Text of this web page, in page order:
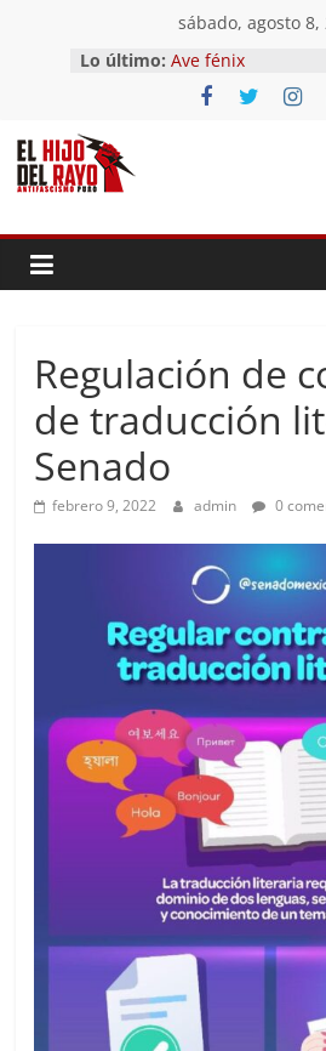
contenido
sábado, agosto 8,
Lo último: Ave fénix
¿Dios no existe?
First Time
Regulación de
de traducción
Senado
febrero 9, 2022 admin 0